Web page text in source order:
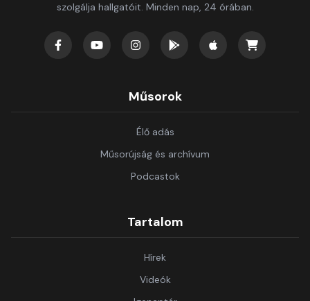
szolgálja hallgatóit. Minden nap, 24 órában.
Műsorok
Élő adás
Műsorújság és archívum
Podcastok
Tartalom
Hírek
Videók